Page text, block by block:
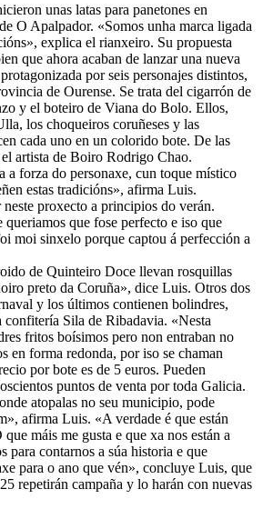
unas latas para panetones en
O Apalpador. «Somos unha marca ligada
explica el rianxeiro. Su propuesta
que ahora acaban de lanzar una nueva
por seis personajes distintos,
de Ourense. Se trata del cigarrón de
y el boteiro de Viana do Bolo. Ellos,
los choqueiros coruñeses y las
cada uno en un colorido bote. De las
artista de Boiro Rodrigo Chao.
a forza do personaxe, cun toque místico
estas tradicións», afirma Luis.
neste proxecto a principios do verán.
que fose perfecto e iso que
moi sinxelo porque captou á perfección a
de Quinteiro Doce llevan rosquillas
preto da Coruña», dice Luis. Otros dos
y los últimos contienen bolindres,
confitería Sila de Ribadavia. «Nesta
fritos boísimos pero non entraban no
en forma redonda, por iso se chaman
por bote es de 5 euros. Pueden
puntos de venta por toda Galicia.
atopalas no seu municipio, pode
afirma Luis. «A verdade é que están
máis me gusta e que xa nos están a
para contarnos a súa historia e que
para o ano que vén», concluye Luis, que
repetirán campaña y lo harán con nuevas